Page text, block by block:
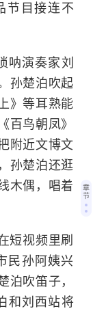
节目接连不
呐演奏家刘
孙楚泊吹起
》等耳熟能
百鸟朝凤》
附近文博文
孙楚泊还逛
木偶，唱着
短视频里刷
民孙阿姨兴
泊吹笛子，
和刘西站将
章
节